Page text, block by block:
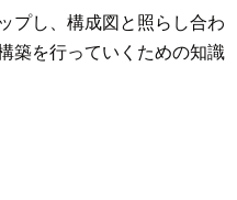
プし、構成図と照らし合わ
築を行っていくための知識